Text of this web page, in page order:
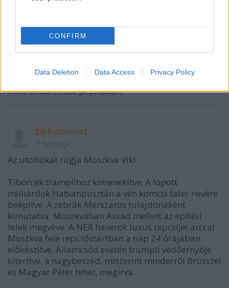
CONFIRM
Data Deletion Data Access Privacy Policy
nemecsekerno_007
Megint ugyanaz a mantra. Te is ugyanazt nyomod
mint Orbán, csak pepitában.
birkamenet
Az utolsókat rúgja Moszkva Viki.
Tiborcék tramplihoz kimenekítve. A lopott
milliárdok Hatvanpusztán a vén komcsi fater nevére
beépítve. A zebrák Mérszaros tulajdonaként
kimutatva. Moszkvában Assad mellett az építési
telek megvéve. A NER haverok luxus repcsijei arccal
Moszkva fele repülőstartban a nap 24 órájában
előkészítve. Államcsőd esetén trumpli védőernyője
kiterítve, a nagybeszéd, miszerint minderről Brüsszel
és Magyar Péter tehet, megírva.